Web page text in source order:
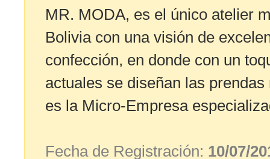
MR. MODA, es el único atelier
Bolivia con una visión de
confección, en donde con un
actuales se diseñan las
es la Micro-Empresa
Fecha de Registración: 10/07/